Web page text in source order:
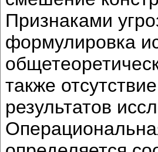
Признаками
формулировка
также
результатов